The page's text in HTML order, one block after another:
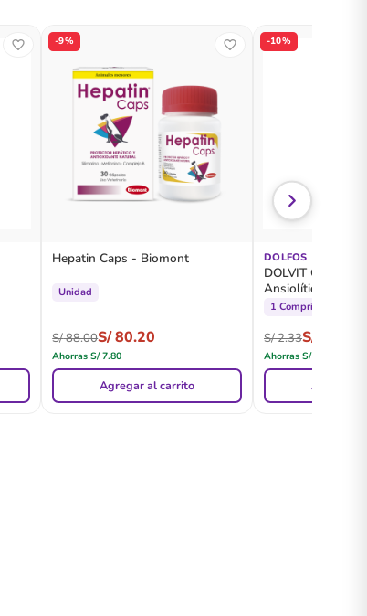
-9%
Hepatin Caps - Biomont
Unidad
S/88.00S/80.20
AhorrasS/7.80
Agregar al carrito
-10%
DOLFOS
DOLVIT Calm
Ansiolítico
1 Comprimido
S/2.33S/
Ahorras S/0.23
Agregar